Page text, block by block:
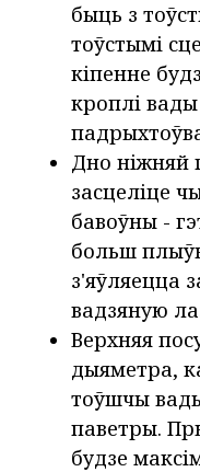
быць з
тоўстымі
кіпенне
кроплі
Дно ніжняй
засцеліце
бавоўны -
больш
з'яўляецца
вадзяную
Верхняя
дыяметра,
тоўшчы
паветры.
будзе